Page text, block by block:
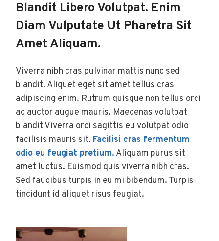
Blandit Libero Volutpat. Enim
Diam Vulputate Ut Pharetra Sit
Amet Aliquam.
Viverra nibh cras pulvinar mattis nunc sed
blandit. Aliquet eget sit amet tellus cras
adipiscing enim. Rutrum quisque non tellus orci
ac auctor augue mauris. Maecenas volutpat
blandit Viverra orci sagittis eu volutpat odio
facilisis mauris sit. Facilisi cras fermentum
odio eu feugiat pretium. Aliquam purus sit
amet luctus. Euismod quis viverra nibh cras.
Sed faucibus turpis in eu mi bibendum. Turpis
tincidunt id aliquet risus feugiat.